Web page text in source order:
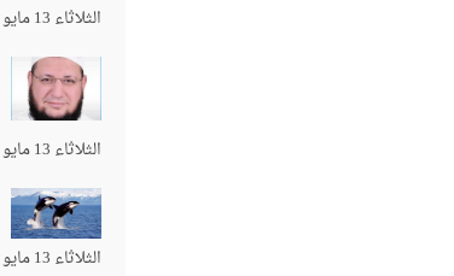
الثلاثاء 13 مايو 2025
الثلاثاء 13 مايو 2025
الثلاثاء 13 مايو 2025